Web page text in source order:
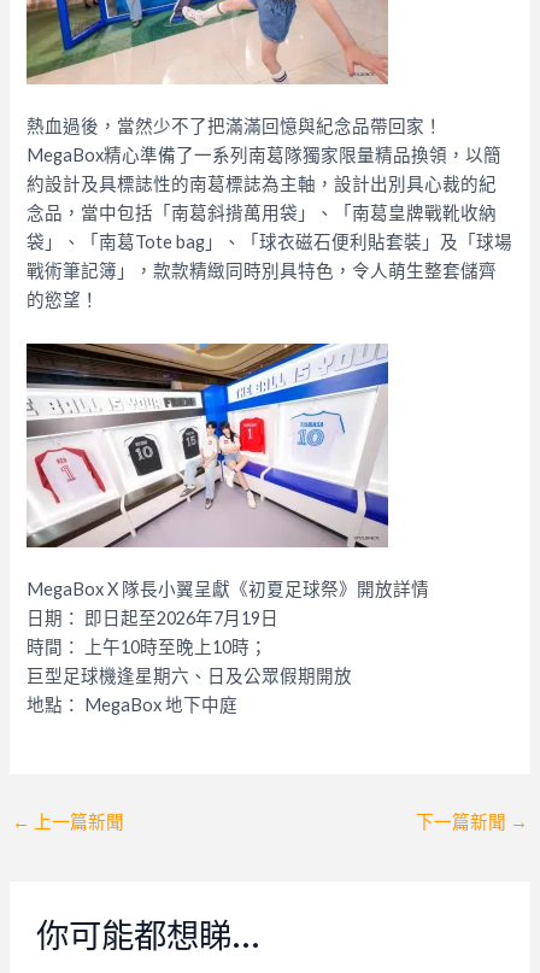
熱血過後，當然少不了把滿滿回憶與紀念品帶回家！
MegaBox精心準備了一系列南葛隊獨家限量精品換領，以簡
約設計及具標誌性的南葛標誌為主軸，設計出別具心裁的紀
念品，當中包括「南葛斜揹萬用袋」、「南葛皇牌戰靴收納
袋」、「南葛Tote bag」、「球衣磁石便利貼套裝」及「球場
戰術筆記簿」，款款精緻同時別具特色，令人萌生整套儲齊
的慾望！
MegaBox X 隊長小翼呈獻《初夏足球祭》開放詳情
日期： 即日起至2026年7月19日
時間： 上午10時至晚上10時；
巨型足球機逢星期六、日及公眾假期開放
地點： MegaBox 地下中庭
Post
← 上一篇新聞 下一篇新聞 →
你可能都想睇…